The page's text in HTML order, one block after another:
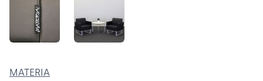
MATERIA